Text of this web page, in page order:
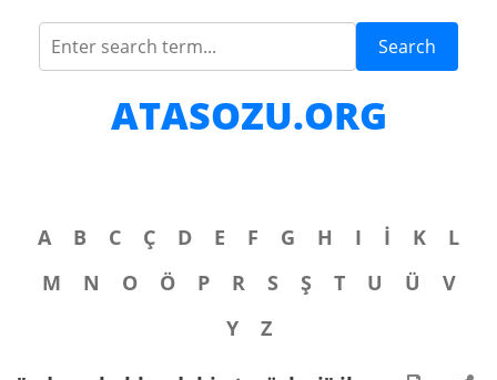
Search
ATASOZU.ORG
A B C Ç D E F G H I İ K
L
M
N O Ö P R S Ş T U Ü
V
Y
Z